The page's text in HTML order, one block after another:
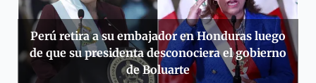
Perú retira a su embajador en Honduras luego
de que su presidenta desconociera el gobierno
de Boluarte